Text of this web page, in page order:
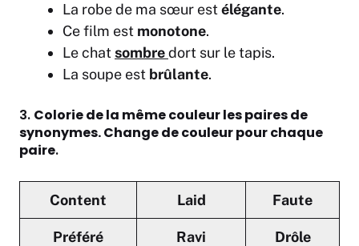
La robe de ma sœur estélégante.
Ce film est monotone.
Le chatsombredort sur le tapis.
La soupe est brûlante.
3. Colorie de la même couleur les paires de
synonymes. Change de couleur pour chaque
paire.
Content Laid Faute
Préféré Ravi Drôle